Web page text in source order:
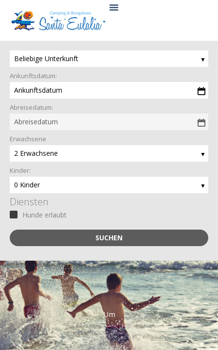
Inhalt
springen
Beliebige Unterkunft
Ankunftsdatum:
Ankunftsdatum
Abreisedatum:
Abreisedatum
Erwachsene
2 Erwachsene
Kinder:
0 Kinder
Diensten
Hunde erlaubt
SUCHEN
Um